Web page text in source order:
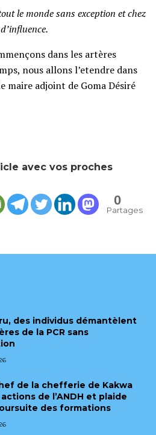
le monde sans exception et chez
dans les artères
nous allons l’etendre dans
adjoint de Goma Désiré
avec vos proches
0
Partages
des individus démantèlent
de la PCR sans
de la chefferie de Kakwa
de l’ANDH et plaide
des formations